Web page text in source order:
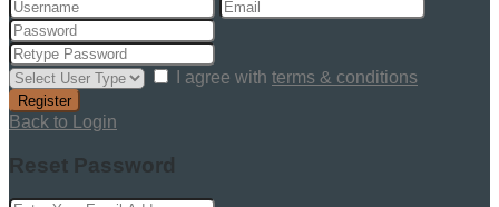
I agree with terms & conditions
Register
Back to Login
Reset Password